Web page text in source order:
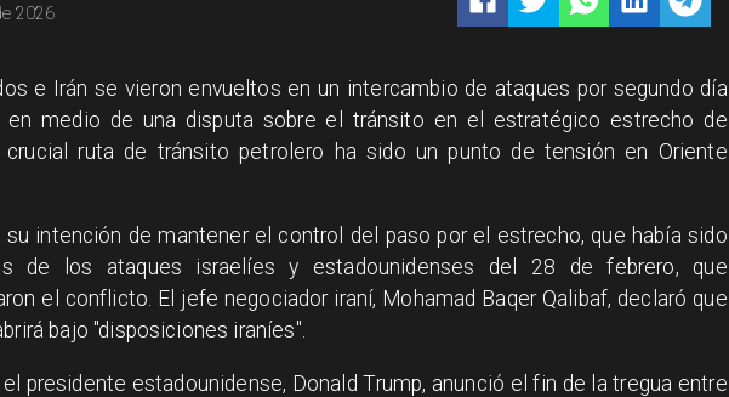
2026
e Irán se vieron envueltos en un intercambio de ataques por segundo día
en medio de una disputa sobre el tránsito en el estratégico estrecho de
crucial ruta de tránsito petrolero ha sido un punto de tensión en Oriente
su intención de mantener el control del paso por el estrecho, que había sido
de los ataques israelíes y estadounidenses del 28 de febrero, que
el conflicto. El jefe negociador iraní, Mohamad Baqer Qalibaf, declaró que
bajo "disposiciones iraníes".
el presidente estadounidense, Donald Trump, anunció el fin de la tregua entre